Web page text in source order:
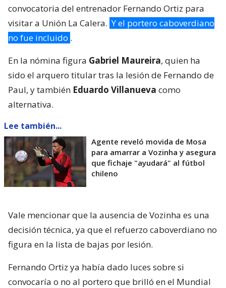
convocatoria del entrenador Fernando Ortiz para
visitar a Unión La Calera. Y el portero caboverdiano
no fue incluido .
En la nómina figura Gabriel Maureira, quien ha
sido el arquero titular tras la lesión de Fernando de
Paul, y también Eduardo Villanueva como
alternativa.
Lee también...
Agente reveló movida de Mosa
para amarrar a Vozinha y asegura
que fichaje "ayudará" al fútbol
chileno
Vale mencionar que la ausencia de Vozinha es una
decisión técnica, ya que el refuerzo caboverdiano no
figura en la lista de bajas por lesión.
Fernando Ortiz ya había dado luces sobre si
convocaría o no al portero que brilló en el Mundial